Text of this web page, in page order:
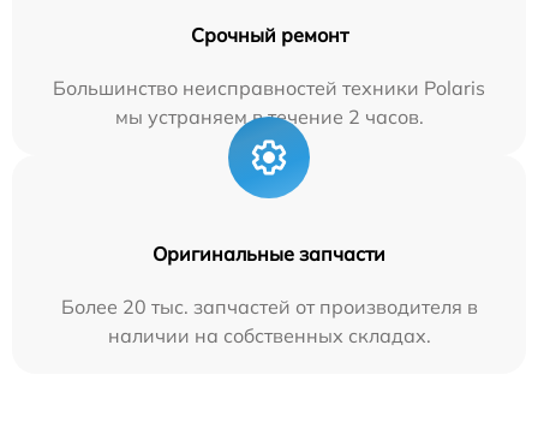
Срочный ремонт
Большинство неисправностей техники Polaris
мы устраняем в течение 2 часов.
Оригинальные запчасти
Более 20 тыс. запчастей от производителя в
наличии на собственных складах.